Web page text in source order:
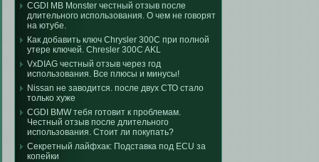
CGDI MB Monster честный отзыв после
длительного использования. О чем не говорят
на ютубе.
Как добавить ключ Chrysler 300C при полной
утере ключей. Chresler 300C AKL
VxDIAG честный отзыв через год
использования. Все плюсы и минусы!
Nissan не заводится. после двух СТО стало
только хуже
CGDI BMW тебя готовит к проблемам.
Честный отзыв после длительного
использования. Стоит ли покупать?
Секретный лайфхак: Подставка под ECU за
копейки